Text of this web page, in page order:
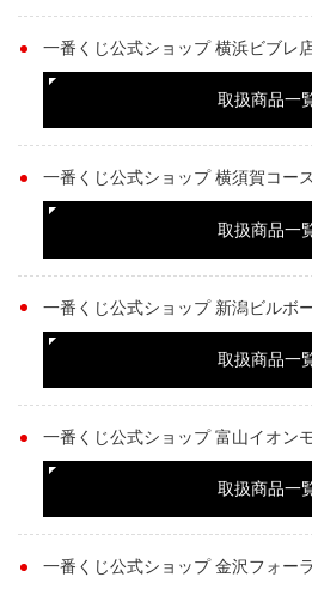
一番くじ公式ショップ 横浜ビブレ
取扱商品一
一番くじ公式ショップ 横須賀コー
取扱商品一
一番くじ公式ショップ 新潟ビルボ
取扱商品一
一番くじ公式ショップ 富山イオン
取扱商品一
一番くじ公式ショップ 金沢フォー